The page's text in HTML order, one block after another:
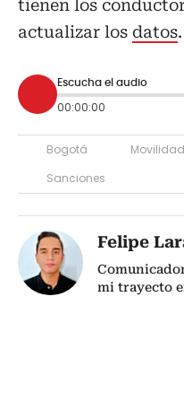
tienen los
actualizar los datos.
Escucha el audio
00:00:00
Bogotá Movilidad
Sanciones
Felipe
mi trayecto